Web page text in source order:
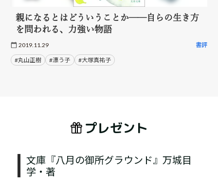
親になるとはどういうことか──自らの生き方
を問われる、力強い物語
2019.11.29 書評
#丸山正樹 #漂う子 #大塚真祐子
プレゼント
文庫『八月の御所グラウンド』万城目
学・著